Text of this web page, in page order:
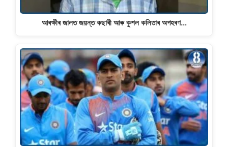
আৰক্ষীৰ জালত জয়ন্ত কছাৰী আৰু কুশল কলিতাৰ অপহৰণ…